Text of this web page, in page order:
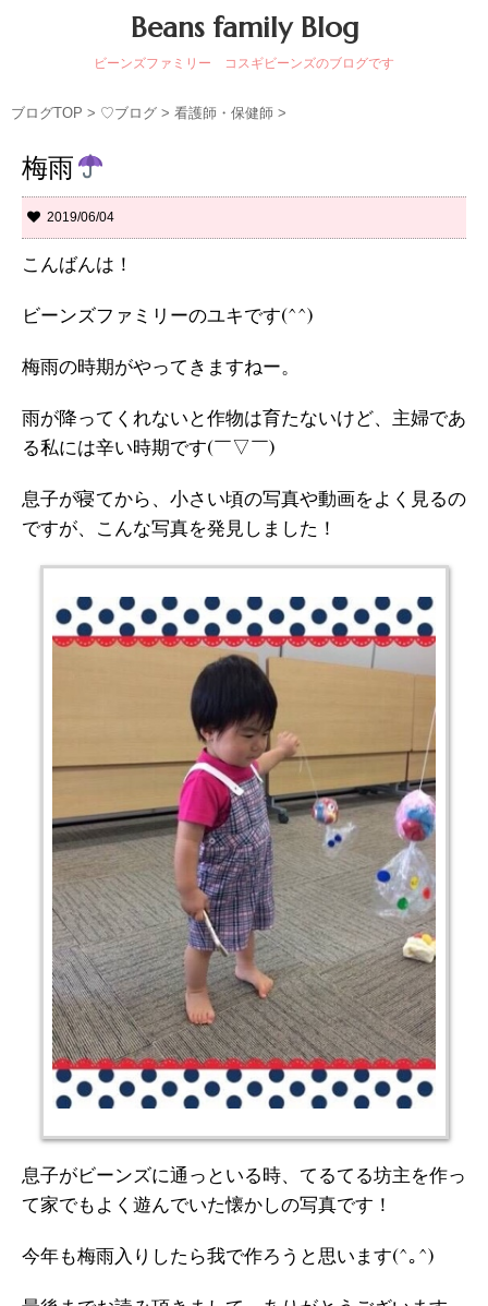
Beans family Blog
ビーンズファミリー コスギビーンズのブログです
ブログTOP > ♡ブログ > 看護師・保健師 >
梅雨
2019/06/04
こんばんは！
ビーンズファミリーのユキです(^^)
梅雨の時期がやってきますねー。
雨が降ってくれないと作物は育たないけど、主婦であ
る私には辛い時期です(￣▽￣)
息子が寝てから、小さい頃の写真や動画をよく見るの
ですが、こんな写真を発見しました！
息子がビーンズに通っといる時、てるてる坊主を作っ
て家でもよく遊んでいた懐かしの写真です！
今年も梅雨入りしたら我で作ろうと思います(^｡^)